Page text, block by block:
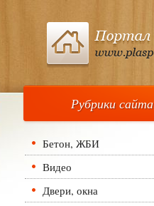
Рубрики сайта
Бетон, ЖБИ
Видео
Двери, окна